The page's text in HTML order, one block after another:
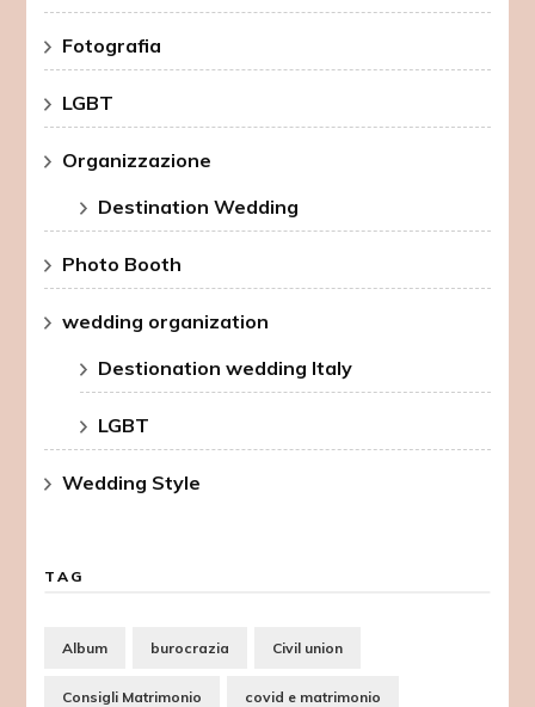
Fotografia
LGBT
Organizzazione
Destination Wedding
Photo Booth
wedding organization
Destionation wedding Italy
LGBT
Wedding Style
TAG
Album burocrazia Civil union
Consigli Matrimonio covid e matrimonio